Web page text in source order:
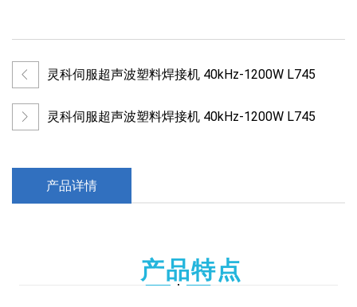
灵科伺服超声波塑料焊接机 40kHz-1200W L745
灵科伺服超声波塑料焊接机 40kHz-1200W L745
产品详情
产品特点